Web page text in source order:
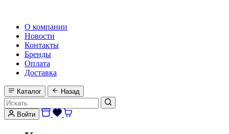
О компании
Новости
Контакты
Бренды
Оплата
Доставка
Каталог Назад
Войти